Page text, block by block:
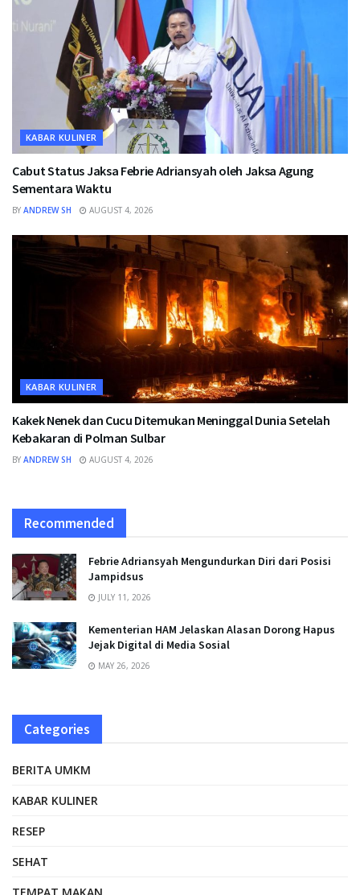
KABAR KULINER
Cabut Status Jaksa Febrie Adriansyah oleh Jaksa Agung
Sementara Waktu
BY ANDREW SH AUGUST 4, 2026
KABAR KULINER
Kakek Nenek dan Cucu Ditemukan Meninggal Dunia Setelah
Kebakaran di Polman Sulbar
BY ANDREW SH AUGUST 4, 2026
Recommended
Febrie Adriansyah Mengundurkan Diri dari Posisi
Jampidsus
JULY 11, 2026
Kementerian HAM Jelaskan Alasan Dorong Hapus
Jejak Digital di Media Sosial
MAY 26, 2026
Categories
BERITA UMKM
KABAR KULINER
RESEP
SEHAT